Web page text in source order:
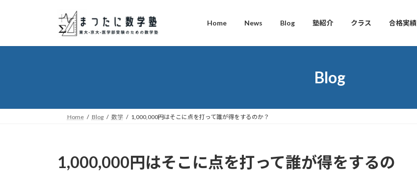
プ
動
Home News Blog 塾紹介 クラス 合格実績
Blog
Home Blog 数学 1,000,000円はそこに点を打って誰が得をするのか？
1,000,000円はそこに点を打って誰が得をするの